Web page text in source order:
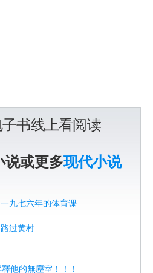
书线上看阅读
说或更多现代小说
一九七六年的体育课
路过黄村
他的無塵室！！！